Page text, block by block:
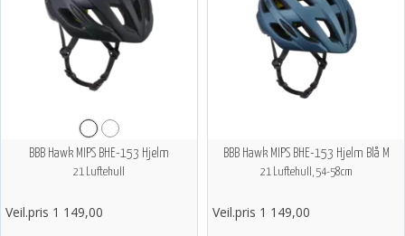
BBB Hawk MIPS BHE-153 Hjelm
21 Luftehull
Veil.pris 1 149,00
BBB Hawk MIPS BHE-153 Hjelm Blå M
21 Luftehull, 54-58cm
Veil.pris 1 149,00